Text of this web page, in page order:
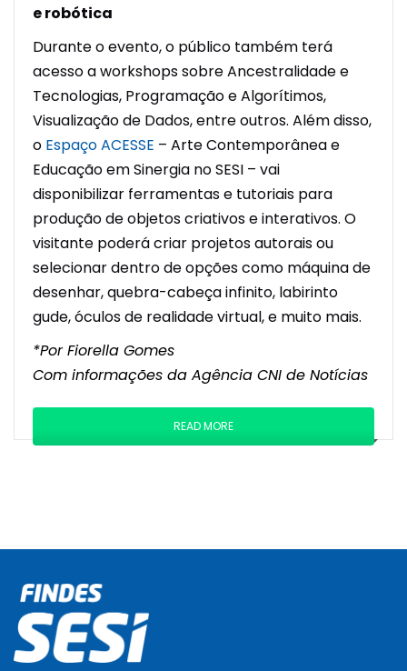
e robótica
Durante o evento, o público também terá
acesso a workshops sobre Ancestralidade e
Tecnologias, Programação e Algorítimos,
Visualização de Dados, entre outros. Além disso,
o Espaço ACESSE – Arte Contemporânea e
Educação em Sinergia no SESI – vai
disponibilizar ferramentas e tutoriais para
produção de objetos criativos e interativos. O
visitante poderá criar projetos autorais ou
selecionar dentro de opções como máquina de
desenhar, quebra-cabeça infinito, labirinto
gude, óculos de realidade virtual, e muito mais.
*Por Fiorella Gomes
Com informações da Agência CNI de Notícias
READ MORE